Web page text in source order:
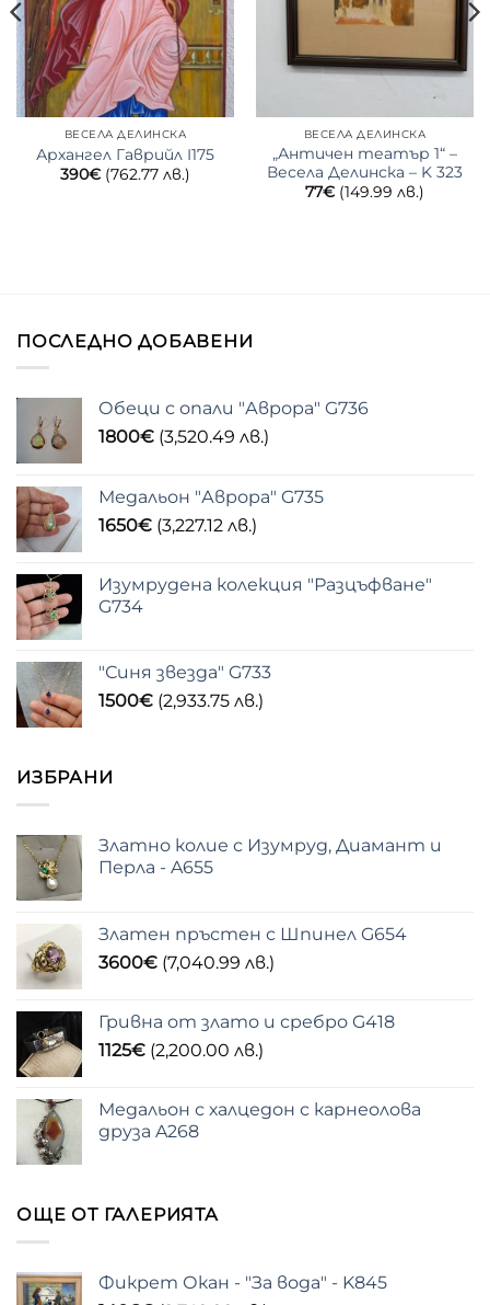
ВЕСЕЛА ДЕЛИНСКА
Архангел Гаврийл I175
390€ (762.77 лв.)
ВЕСЕЛА ДЕЛИНСКА
„Античен театър 1“ –
Весела Делинска – K 323
77€ (149.99 лв.)
ПОСЛЕДНО ДОБАВЕНИ
Обеци с опали "Аврора" G736
1800€ (3,520.49 лв.)
Медальон "Аврора" G735
1650€ (3,227.12 лв.)
Изумрудена колекция "Разцъфване"
G734
"Синя звезда" G733
1500€ (2,933.75 лв.)
ИЗБРАНИ
Златно колие с Изумруд, Диамант и
Перла - A655
Златен пръстен с Шпинел G654
3600€ (7,040.99 лв.)
Гривна от злато и сребро G418
1125€ (2,200.00 лв.)
Медальон с халцедон с карнеолова
друза A268
ОЩЕ ОТ ГАЛЕРИЯТА
Фикрет Окан - "За вода" - K845